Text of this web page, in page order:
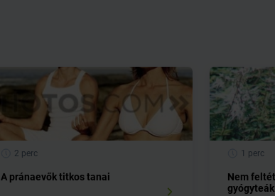
2 perc
A pránaevők titkos tanai
1 perc
Nem
gyógyteák